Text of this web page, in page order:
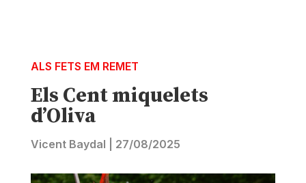
ALS FETS EM REMET
Els Cent miquelets
d’Oliva
Vicent Baydal 27/08/2025